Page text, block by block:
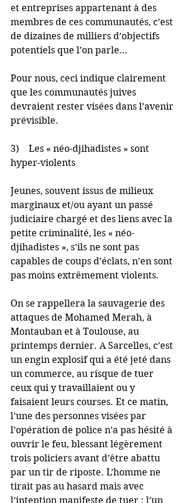
et entreprises appartenant à des
membres de ces communautés, c’est
de dizaines de milliers d’objectifs
potentiels que l’on parle…
Pour nous, ceci indique clairement
que les communautés juives
devraient rester visées dans l’avenir
prévisible.
3)    Les « néo-djihadistes » sont
hyper-violents
Jeunes, souvent issus de milieux
marginaux et/ou ayant un passé
judiciaire chargé et des liens avec la
petite criminalité, les « néo-
djihadistes », s’ils ne sont pas
capables de coups d’éclats, n’en sont
pas moins extrêmement violents.
On se rappellera la sauvagerie des
attaques de Mohamed Merah, à
Montauban et à Toulouse, au
printemps dernier. A Sarcelles, c’est
un engin explosif qui a été jeté dans
un commerce, au risque de tuer
ceux qui y travaillaient ou y
faisaient leurs courses. Et ce matin,
l’une des personnes visées par
l’opération de police n’a pas hésité à
ouvrir le feu, blessant légèrement
trois policiers avant d’être abattu
par un tir de riposte. L’homme ne
tirait pas au hasard mais avec
l’intention manifeste de tuer : l’un